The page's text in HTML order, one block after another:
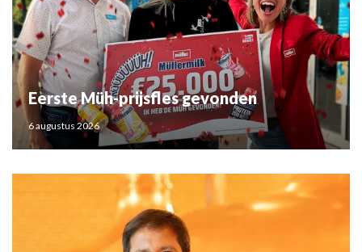
Eerste Müh-prijsfles gevonden
6 augustus 2026